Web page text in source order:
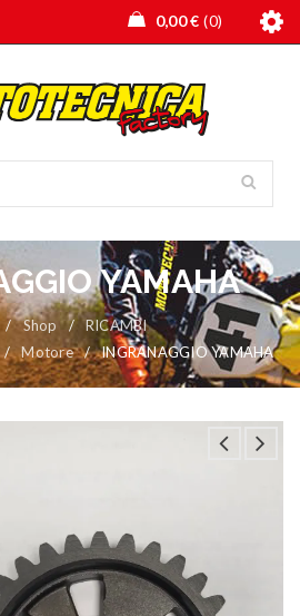
0,00€ 0
YAMAHA
/ Shop /
RICAMBI
/ Motore / INGRANAGGIO YAMAHA